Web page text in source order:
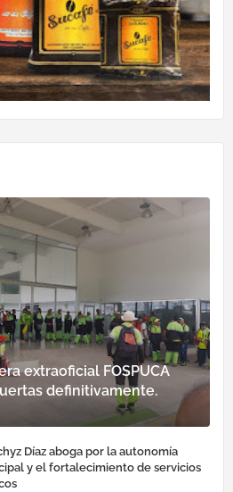
extraoficial FOSPUCA
definitivamente.
Díaz aboga por la autonomía
y el fortalecimiento de servicios